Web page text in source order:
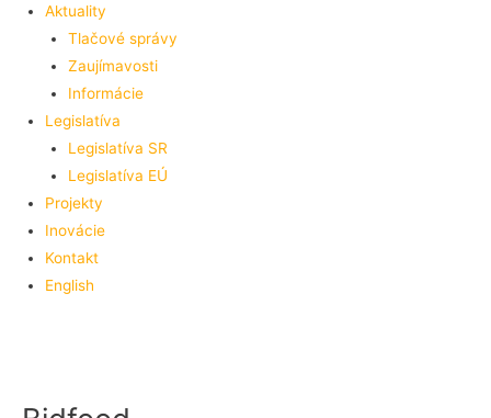
Aktuality
Tlačové správy
Zaujímavosti
Informácie
Legislatíva
Legislatíva SR
Legislatíva EÚ
Projekty
Inovácie
Kontakt
English